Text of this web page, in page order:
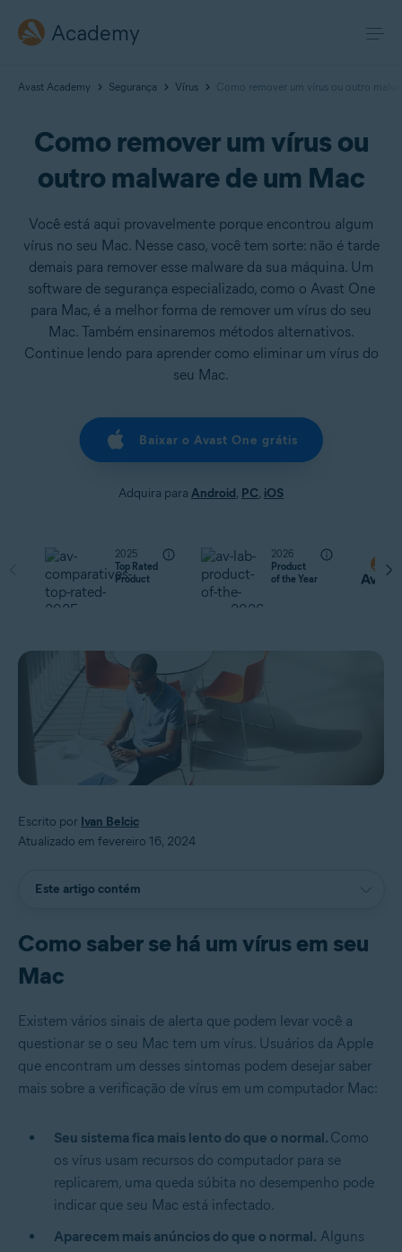
Academy
Avast Academy Segurança Vírus Como remover um vírus ou outro
Como remover um vírus ou
outro malware de um Mac
Você está aqui provavelmente porque encontrou algum
vírus no seu Mac. Nesse caso, você tem sorte: não é tarde
demais para remover esse malware da sua máquina. Um
software de segurança especializado, como o Avast One
para Mac, é a melhor forma de remover um vírus do seu
Mac. Também ensinaremos métodos alternativos.
Continue lendo para aprender como eliminar um vírus do
seu Mac.
Baixar o Avast One grátis
Adquira para Android, PC, iOS
2025
Top Rated
Product
2026
Product
of the Year
Escrito por Ivan Belcic
Atualizado em fevereiro 16, 2024
Este artigo contém
Como saber se há um vírus em seu
Mac
Existem vários sinais de alerta que podem levar você a
questionar se o seu Mac tem um vírus. Usuários da Apple
que encontram um desses sintomas podem desejar saber
mais sobre a verificação de vírus em um computador Mac:
Seu sistema fica mais lento do que o normal. Como
os vírus usam recursos do computador para se
replicarem, uma queda súbita no desempenho pode
indicar que seu Mac está infectado.
Aparecem mais anúncios do que o normal. Alguns